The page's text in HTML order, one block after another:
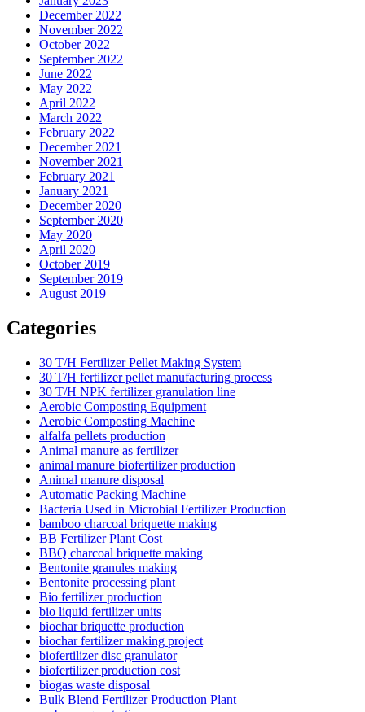
December 2022
November 2022
October 2022
September 2022
June 2022
May 2022
April 2022
March 2022
February 2022
December 2021
November 2021
February 2021
January 2021
December 2020
September 2020
May 2020
April 2020
October 2019
September 2019
August 2019
Categories
30 T/H Fertilizer Pellet Making System
30 T/H fertilizer pellet manufacturing process
30 T/H NPK fertilizer granulation line
Aerobic Composting Equipment
Aerobic Composting Machine
alfalfa pellets production
Animal manure as fertilizer
animal manure biofertilizer production
Animal manure disposal
Automatic Packing Machine
Bacteria Used in Microbial Fertilizer Production
bamboo charcoal briquette making
BB Fertilizer Plant Cost
BBQ charcoal briquette making
Bentonite granules making
Bentonite processing plant
Bio fertilizer production
bio liquid fertilizer units
biochar briquette production
biochar fertilizer making project
biofertilizer disc granulator
biofertilizer production cost
biogas waste disposal
Bulk Blend Fertilizer Production Plant